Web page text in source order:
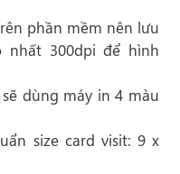
phần mềm nên lưu
300dpi để hình
dùng máy in 4 màu
size card visit: 9 x